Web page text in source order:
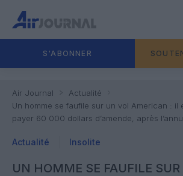
S'ABONNER
Air Journal
Actualité
Un homme se faufile sur un vol American : il
payer 60 000 dollars d’amende, après
Actualité Insolite
UN HOMME SE FAUFILE